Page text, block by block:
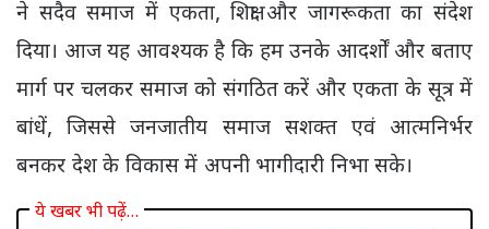
ने सदैव समाज में एकता, शिक्षा और जागरूकता का संदेश
दिया। आज यह आवश्यक है कि हम उनके आदर्शों और बताए
मार्ग पर चलकर समाज को संगठित करें और एकता के सूत्र में
बांधें, जिससे जनजातीय समाज सशक्त एवं आत्मनिर्भर
बनकर देश के विकास में अपनी भागीदारी निभा सके।
ये खबर भी पढ़ें…